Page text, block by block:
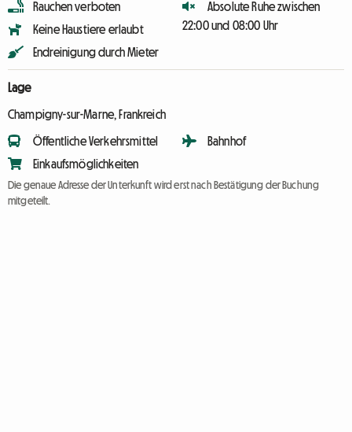
Rauchen verboten
Keine Haustiere erlaubt
Endreinigung durch Mieter
Absolute Ruhe zwischen
22:00 und 08:00 Uhr
Lage
Champigny-sur-Marne, Frankreich
Öffentliche Verkehrsmittel
Einkaufsmöglichkeiten
Bahnhof
Die genaue Adresse der Unterkunft wird erst nach Bestätigung der Buchung
mitgeteilt.